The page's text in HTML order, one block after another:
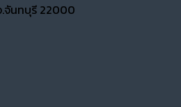
.จันทบุรี 22000